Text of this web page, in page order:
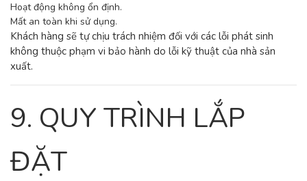
Hoạt động không ổn định.
Mất an toàn khi sử dụng.
Khách hàng sẽ tự chịu trách nhiệm đối với các lỗi phát sinh
không thuộc phạm vi bảo hành do lỗi kỹ thuật của nhà sản
xuất.
9. QUY TRÌNH LẮP
ĐẶT